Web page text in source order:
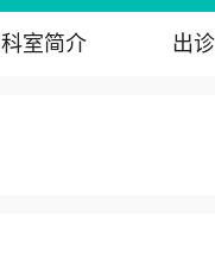
科室简介 出